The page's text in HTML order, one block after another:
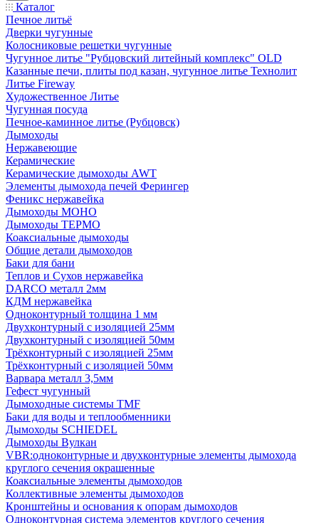
Каталог
Печное литьё
Дверки чугунные
Колосниковые решетки чугунные
Чугунное литье "Рубцовский литейный комплекс" OLD
Казанные печи, плиты под казан, чугунное литье Технолит
Литье Fireway
Художественное Литье
Чугунная посуда
Печное-каминное литье (Рубцовск)
Дымоходы
Нержавеющие
Керамические
Керамические дымоходы AWT
Элементы дымохода печей Ферингер
Феникс нержавейка
Дымоходы МОНО
Дымоходы ТЕРМО
Коаксиальные дымоходы
Общие детали дымоходов
Баки для бани
Теплов и Сухов нержавейка
DARCO металл 2мм
КДМ нержавейка
Одноконтурный толщина 1 мм
Двухконтурный с изоляцией 25мм
Двухконтурный с изоляцией 50мм
Трёхконтурный с изоляцией 25мм
Трёхконтурный с изоляцией 50мм
Варвара металл 3,5мм
Гефест чугунный
Дымоходные системы TMF
Баки для воды и теплообменники
Дымоходы SCHIEDEL
Дымоходы Вулкан
VBR:одноконтурные и двухконтурные элементы дымохода
круглого сечения окрашенные
Коаксиальные элементы дымоходов
Коллективные элементы дымоходов
Кронштейны и основания к опорам дымоходов
Одноконтурная система элементов круглого сечения